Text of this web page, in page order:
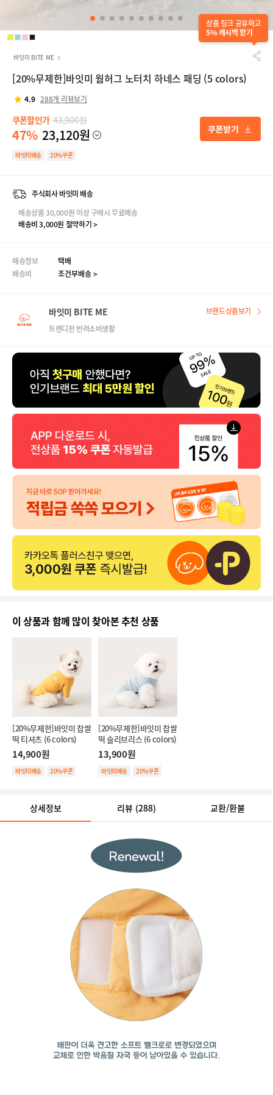
상품 링크 공유하고
5% 캐시백 받기
바잇미 BITE ME
[20%무제한]바잇미 웜허그 노터치 하네스 패딩 (5 colors)
4.9 288개 리뷰보기
쿠폰할인가 43,900원
47% 23,120원
바잇미배송 20%쿠폰
주식회사 바잇미 배송
배송상품 30,000원 이상 구매시 무료배송
배송비 3,000원 절약하기 >
배송정보
택배
배송비
조건부배송 >
바잇미 BITE ME
트렌디한 반려소비생활
브랜드상품보기
이 상품과 함께 많이 찾아본 추천 상품
[20%무제한]바잇미 찹쌀
떡 티셔츠 (6 colors)
14,900원
바잇미배송 20%쿠폰
[20%무제한]바잇미 찹쌀
떡 슬리브리스 (6 colors)
13,900원
바잇미배송 20%쿠폰
상세정보 리뷰 (288) 교환/환불